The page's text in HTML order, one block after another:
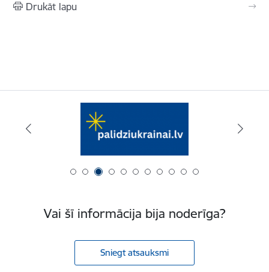
Drukāt lapu
Vai šī informācija bija noderīga?
Sniegt atsauksmi